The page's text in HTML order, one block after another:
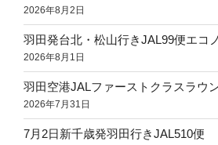
2026年8月2日
羽田発台北・松山行きJAL99便エコ
2026年8月1日
羽田空港JALファーストクラスラウ
2026年7月31日
7月2日新千歳発羽田行きJAL510便